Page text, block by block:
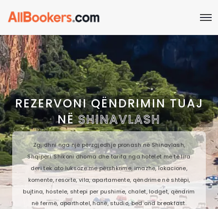
REZERVONI QËNDRIMIN TUAJ
NËSHINAVLASH
Zgjidhni nga një përzgjedhje pronash në Shinavlash,
Shqipëri. Shikoni dhoma dhe tarifa nga hotelet më të lira
deri tek ato luksoze me përshkrime, imazhe, lokacione,
komente, resorte, vila, apartamente, qëndrime në shtëpi,
bujtina, hostele, shtepi per pushime, chalet, lodget, qëndrim
në fermë, aparthotel, hanë, studio, bed and breakfast.